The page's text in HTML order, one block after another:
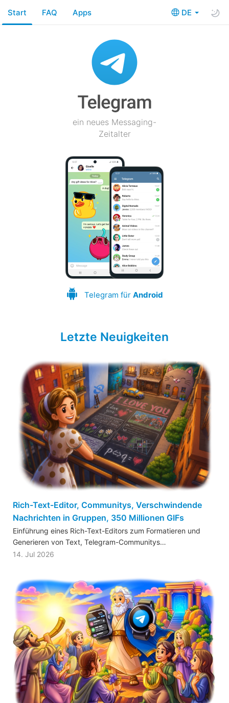
DE
Start FAQ Apps
ein neues Messaging-
Zeitalter
Telegram für Android
Letzte Neuigkeiten
Rich-Text-Editor, Communitys, Verschwindende
Nachrichten in Gruppen, 350 Millionen GIFs
Einführung eines Rich-Text-Editors zum Formatieren und
Generieren von Text, Telegram-Communitys…
14. Jul 2026